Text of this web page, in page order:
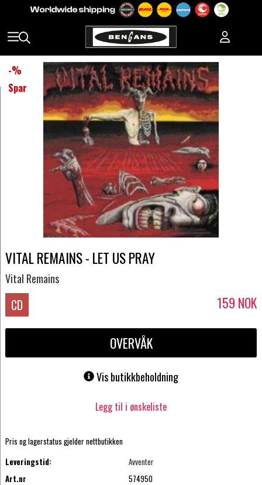
-%
Spar
VITAL REMAINS - LET US PRAY
Vital Remains
CD 159 NOK
OVERVÅK
Vis butikkbeholdning
Legg til i ønskeliste
Pris og lagerstatus gjelder nettbutikken
Leveringstid:
Avventer
Art.nr
574950